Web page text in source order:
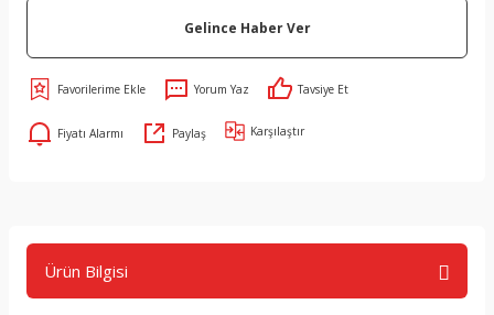
Gelince Haber Ver
Yorum Yaz Tavsiye Et
Fiyatı Alarmı Paylaş Karşılaştır
Ürün Bilgisi